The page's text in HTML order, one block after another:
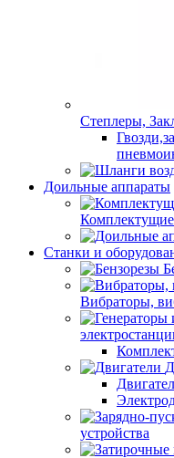
Степлеры,
Доильные аппараты
Станки и
Вибраторы,
устройства